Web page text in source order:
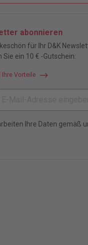
abonnieren
für Ihr D&K
Sie ein 10 € -Gutschein:
Ihre Vorteile
Ihre Daten gemäß